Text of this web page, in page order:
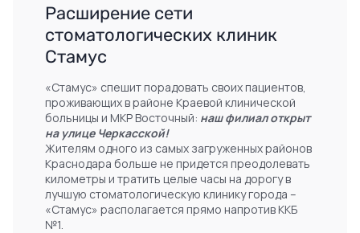
Расширение сети
стоматологических клиник
Стамус
«Стамус» спешит порадовать своих пациентов,
проживающих в районе Краевой клинической
больницы и МКР Восточный: наш филиал открыт
на улице Черкасской!
Жителям одного из самых загруженных районов
Краснодара больше не придется преодолевать
километры и тратить целые часы на дорогу в
лучшую стоматологическую клинику города –
«Стамус» располагается прямо напротив ККБ
№1.